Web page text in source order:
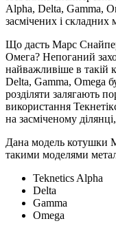
Alpha, Delta, Gamma,
засмічених і складних
Що дасть Марс
Омега? Непоганий
найважливіше в такій
Delta, Gamma, Omega
розділяти залягають
використання
на засміченому
Дана модель котушки
такими моделями
Teknetics Alpha
Delta
Gamma
Omega